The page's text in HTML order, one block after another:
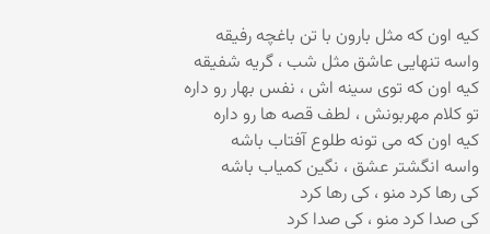
کیه اون که مثل بارون با تن باغچه رفیقه
واسه تنهایی عاشق مثل شب ، گریه شفیقه
کیه اون که توی سینه اش ، نفس بهار رو داره
تو کلام مهربونش ، لطف قصه ها رو داره
کیه اون که می تونه طلوع آفتاب باشه
واسه انگشتر عشق ، نگین کمیاب باشه
کی رها کرد منو ، کی رها کرد
کی صدا کرد منو ، کی صدا کرد